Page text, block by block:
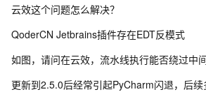
云效这个问题怎么解决？
QoderCN Jetbrains插件存在EDT反模式